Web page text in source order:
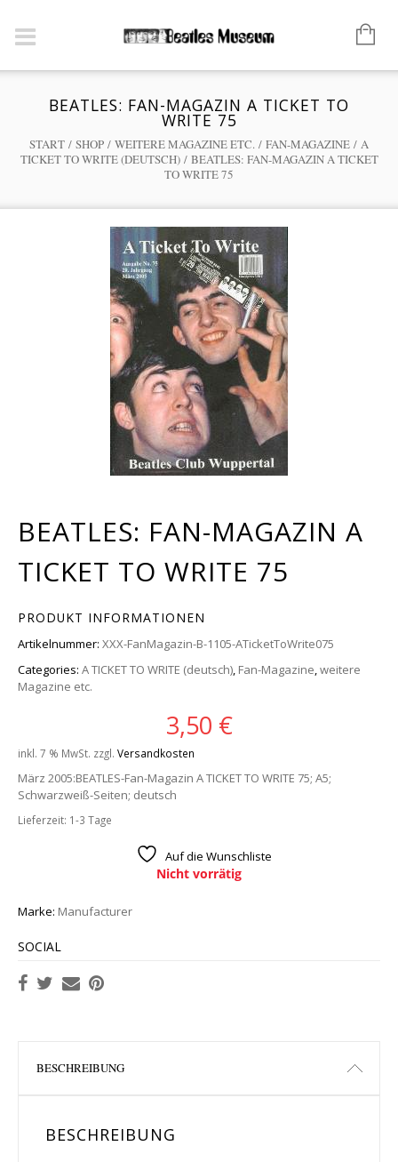
BEATLES: FAN-MAGAZIN A TICKET TO
WRITE 75
START / SHOP / WEITERE MAGAZINE ETC. / FAN-MAGAZINE / A
TICKET TO WRITE (DEUTSCH)/ BEATLES: FAN-MAGAZIN A TICKET
TO WRITE 75
BEATLES: FAN-MAGAZIN A
TICKET TO WRITE 75
PRODUKT INFORMATIONEN
Artikelnummer: XXX-FanMagazin-B-1105-ATicketToWrite075
Categories: A TICKET TO WRITE (deutsch), Fan-Magazine,weitere
Magazine etc.
3,50 €
inkl. 7 % MwSt. zzgl. Versandkosten
März 2005:BEATLES-Fan-Magazin A TICKET TO WRITE 75; A5;
Schwarzweiß-Seiten; deutsch
Lieferzeit: 1-3 Tage
Auf die Wunschliste
Nicht vorrätig
Marke: Manufacturer
SOCIAL
BESCHREIBUNG
BESCHREIBUNG